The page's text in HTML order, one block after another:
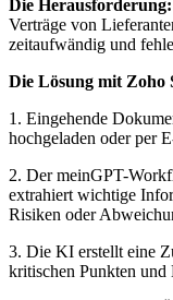
Die Herausforderung:
Verträge von
zeitaufwändig und
Die Lösung mit Zoho
1. Eingehende
hochgeladen oder per
2. Der meinGPT-
extrahiert wichtige
Risiken oder
3. Die KI erstellt eine
kritischen Punkten und